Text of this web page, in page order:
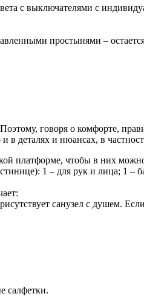
с выключателями с
простынями –
говоря о комфорте,
в деталях и нюансах, в
платформе, чтобы в них
1 – для рук и лица; 1
санузел с душем.
салфетки.